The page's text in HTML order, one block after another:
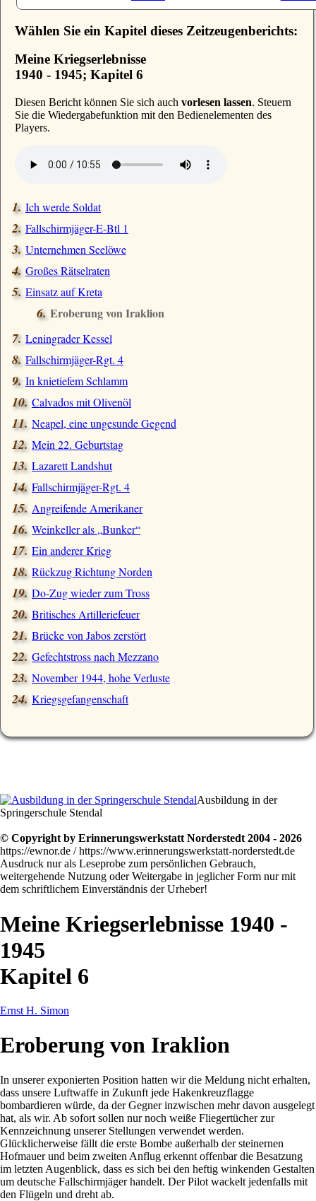
Wählen Sie ein Kapitel dieses Zeitzeugenberichts:
Meine Kriegserlebnisse
1940 - 1945; Kapitel 6
Diesen Bericht können Sie sich auch vorlesen lassen. Steuern
Sie die Wiedergabefunktion mit den Bedienelementen des
Players.
Ich werde Soldat
Fallschirmjäger-E-Btl 1
Unternehmen Seelöwe
Großes Rätselraten
Einsatz auf Kreta
Eroberung von Iraklion
Leningrader Kessel
Fallschirmjäger-Rgt. 4
In knietiefem Schlamm
Calvados mit Olivenöl
Neapel, eine ungesunde Gegend
Mein 22. Geburtstag
Lazarett Landshut
Fallschirmjäger-Rgt. 4
Angreifende Amerikaner
Weinkeller als Bunker
Ein anderer Krieg
Rückzug Richtung Norden
Do-Zug wieder zum Tross
Britisches Artilleriefeuer
Brücke von Jabos zerstört
Gefechtstross nach Mezzano
November 1944, hohe Verluste
Kriegsgefangenschaft
Ausbildung in der
Springerschule Stendal
© Copyright by Erinnerungswerkstatt Norderstedt 2004 - 2026
https://ewnor.de / https://www.erinnerungswerkstatt-norderstedt.de
Ausdruck nur als Leseprobe zum persönlichen Gebrauch,
weitergehende Nutzung oder Weitergabe in jeglicher Form nur mit
dem schriftlichem Einverständnis der Urheber!
Meine Kriegserlebnisse 1940 -
1945
Kapitel 6
Ernst H. Simon
Eroberung von Iraklion
In unserer exponierten Position hatten wir die Meldung nicht erhalten,
dass unsere Luftwaffe in Zukunft jede Hakenkreuzflagge
bombardieren würde, da der Gegner inzwischen mehr davon ausgelegt
hat, als wir. Ab sofort sollen nur noch weiße Fliegertücher zur
Kennzeichnung unserer Stellungen verwendet werden.
Glücklicherweise fällt die erste Bombe außerhalb der steinernen
Hofmauer und beim zweiten Anflug erkennt offenbar die Besatzung
im letzten Augenblick, dass es sich bei den heftig winkenden Gestalten
um deutsche Fallschirmjäger handelt. Der Pilot wackelt jedenfalls mit
den Flügeln und dreht ab.